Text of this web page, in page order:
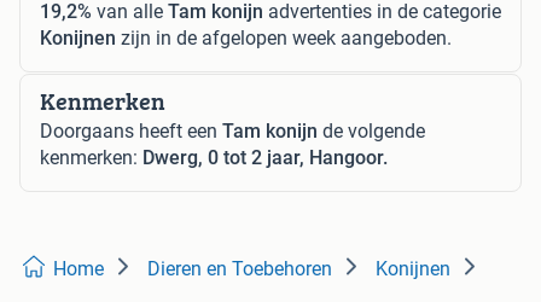
19,2% van alle Tam konijn advertenties in de categorie
Konijnen zijn in de afgelopen week aangeboden.
Kenmerken
Doorgaans heeft een Tam konijn de volgende
kenmerken: Dwerg, 0 tot 2 jaar, Hangoor.
Home Dieren en Toebehoren Konijnen